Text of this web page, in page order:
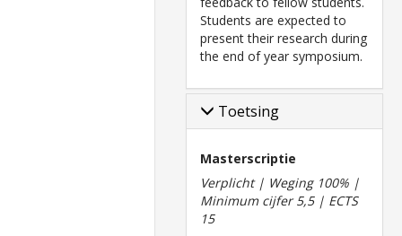
Students are expected to
present their research during
the end of year symposium.
Toetsing
Masterscriptie
Verplicht | Weging 100% |
Minimum cijfer 5,5 | ECTS
15